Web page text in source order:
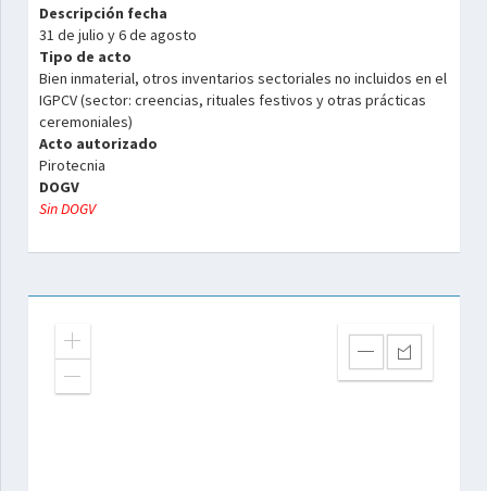
Descripción fecha
31 de julio y 6 de agosto
Tipo de acto
Bien inmaterial, otros inventarios sectoriales no incluidos en el
IGPCV (sector: creencias, rituales festivos y otras prácticas
ceremoniales)
Acto autorizado
Pirotecnia
DOGV
Sin DOGV
Zoom